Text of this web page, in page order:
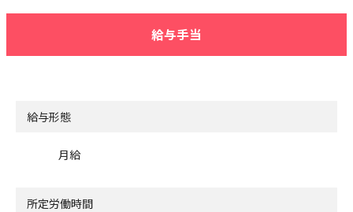
給与手当
給与形態
月給
所定労働時間